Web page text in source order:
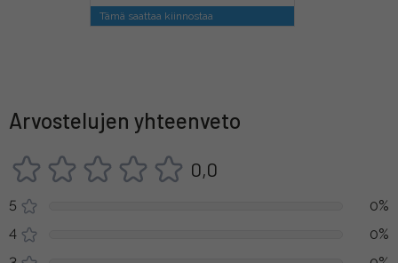
Tämä saattaa kiinnostaa
Arvostelujen yhteenveto
0,0
5
0%
4
0%